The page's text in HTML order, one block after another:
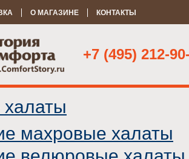
О МАГАЗИНЕ КОНТАКТЫ
+7 (495) 212-
махровые халаты